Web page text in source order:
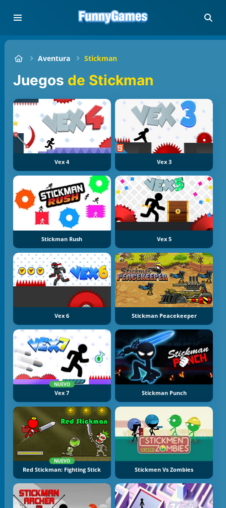
Aventura Stickman
Juegos de Stickman
Vex 4 Vex 3
Stickman Rush Vex 5
Vex 6 Stickman Peacekeeper
NUEVO
Vex 7 Stickman Punch
NUEVO
Red Stickman: Fighting Stick Stickmen Vs Zombies